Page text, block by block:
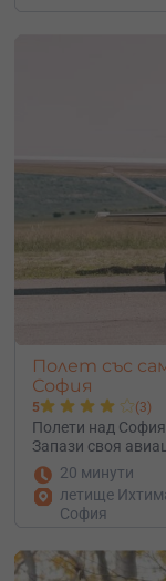
Полет със
София
5 (3)
Полети над
Запази своя
20 минути
летище
София